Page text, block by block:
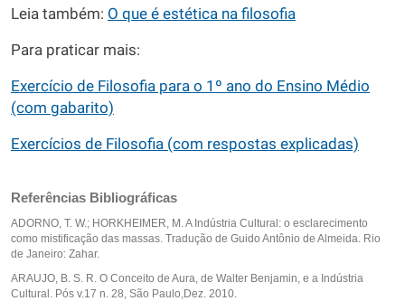
Leia também: O que é estética na filosofia
Para praticar mais:
Exercício de Filosofia para o 1º ano do Ensino Médio
(com gabarito)
Exercícios de Filosofia (com respostas explicadas)
Referências Bibliográficas
ADORNO, T. W.; HORKHEIMER, M. A Indústria Cultural: o esclarecimento
como mistificação das massas. Tradução de Guido Antônio de Almeida. Rio
de Janeiro: Zahar.
ARAUJO, B. S. R. O Conceito de Aura, de Walter Benjamin, e a Indústria
Cultural. Pós v.17 n. 28, São Paulo,Dez. 2010.